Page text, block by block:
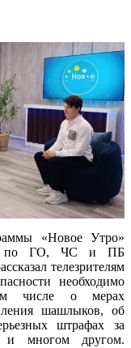
«Новое Утро»
по ГО, ЧС и ПБ
телезрителям
необходимо
числе о мерах
шашлыков, об
штрафах за
и многом другом.